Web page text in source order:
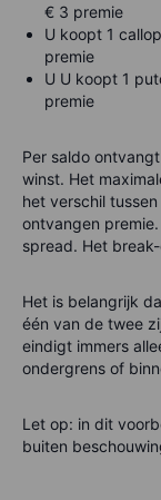
€ 3 premie
U koopt 1
premie
U U koopt 1
premie
Per saldo
winst. Het
het verschil
ontvangen
spread. Het
Het is belangrijk
één van de twee
eindigt immers
ondergrens of
Let op: in dit
buiten